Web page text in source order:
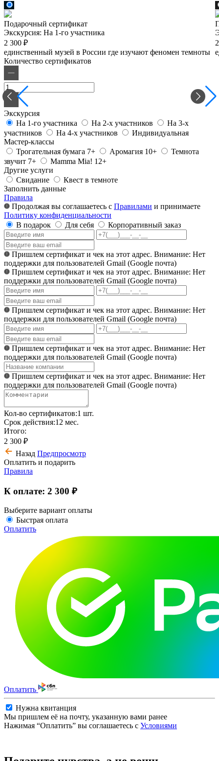
Подарочный сертификат
Экскурсия: На 1-го участника
2 300 ₽
единственный музей в России где изучают феномен темноты
Количество сертификатов
Экскурсия
На 1-го участника
На 2-х участников
На 3-х
участников
На 4-х участников
Индивидуальная
Мастер-классы
Трогательная бумага 7+
Аромагия 10+
Темнота
звучит 7+
Mamma Mia! 12+
Другие услуги
Свидание
Квест в темноте
Заполнить данные
Правила
Продолжая вы соглашаетесь с Правилами и принимаете
Политику конфиденциальности
В подарок
Для себя Корпоративный заказ
Пришлем сертификат и чек на этот адрес. Внимание: Нет
поддержки для пользователей Gmail (Google почта)
Пришлем сертификат и чек на этот адрес. Внимание: Нет
поддержки для пользователей Gmail (Google почта)
Пришлем сертификат и чек на этот адрес. Внимание: Нет
поддержки для пользователей Gmail (Google почта)
Пришлем сертификат и чек на этот адрес. Внимание: Нет
поддержки для пользователей Gmail (Google почта)
Пришлем сертификат и чек на этот адрес. Внимание: Нет
поддержки для пользователей Gmail (Google почта)
Кол-во сертификатов:1 шт.
Срок действия:12 мес.
Итого:
2 300 ₽
Назад Предпросмотр
Оплатить и подарить
Правила
К оплате: 2 300 ₽
Выберите вариант оплаты
Быстрая оплата
Оплатить
Оплатить
Нужна квитанция
Мы пришлем её на почту, указанную вами ранее
Нажимая “Оплатить” вы соглашаетесь с Условиями